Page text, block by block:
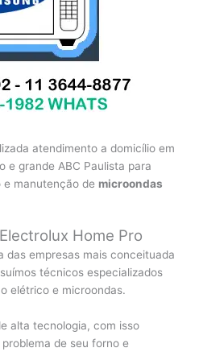
atendimento a domicílio em
e grande ABC Paulista para
manutenção de microondas
Home Pro
das empresas mais conceituada
técnicos especializados
elétrico e microondas.
alta tecnologia, com isso
de seu forno e